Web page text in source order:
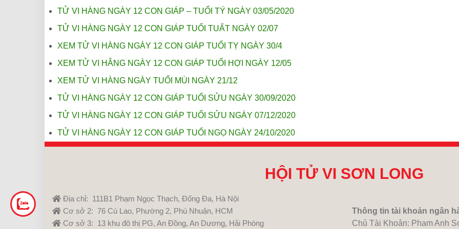
TỬ VI HÀNG NGÀY 12 CON GIÁP – TUỔI TÝ NGÀY 03/05/2020
TỬ VI HÀNG NGÀY 12 CON GIÁP TUỔI TUẤT NGÀY 02/07
XEM TỬ VI HÀNG NGÀY 12 CON GIÁP TUỔI TỴ NGÀY 30/4
XEM TỬ VI HẰNG NGÀY 12 CON GIÁP TUỔI HỢI NGÀY 12/05
XEM TỬ VI HÀNG NGÀY TUỔI MÙI NGÀY 21/12
TỬ VI HÀNG NGÀY 12 CON GIÁP TUỔI SỬU NGÀY 30/09/2020
TỬ VI HÀNG NGÀY 12 CON GIÁP TUỔI SỬU NGÀY 07/12/2020
TỬ VI HÀNG NGÀY 12 CON GIÁP TUỔI NGỌ NGÀY 24/10/2020
HỘI TỬ VI SƠN LONG
Địa chỉ: 111B1 Phạm Ngọc Thạch, Đống Đa, Hà Nội
Cơ sở 2: 76 Cù Lao, Phường 2, Phú Nhuận, HCM
Cơ sở 3: 13 khu đô thị PG, An Đồng, An Dương, Hải Phòng
Thông tin tài khoản ngân
Chủ Tài Khoản: Pham Anh